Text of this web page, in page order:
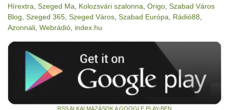
Hírextra Szeged Ma Kolozsvári szalonna Origo Szabad Város
Blog Szeged 365 Szeged Város Szabad Európa Rádió88
Azonnali Webrádió index.hu
RSS ALKALMAZÁSOK A GOOGLE PLAY-BEN